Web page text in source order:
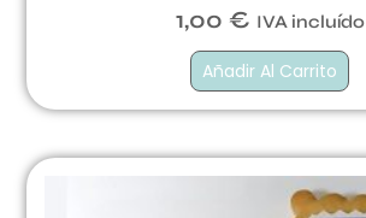
1,00 € IVA incluído
Añadir Al Carrito